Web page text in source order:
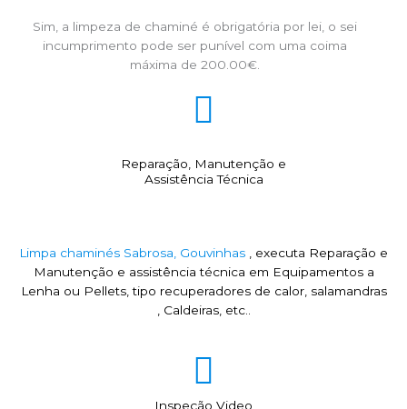
Sim, a limpeza de chaminé é obrigatória por lei, o sei
incumprimento pode ser punível com uma coima
máxima de 200.00€.
Reparação, Manutenção e
Assistência Técnica
Limpa chaminés Sabrosa, Gouvinhas , executa Reparação e
Manutenção e assistência técnica em Equipamentos a
Lenha ou Pellets, tipo recuperadores de calor, salamandras
, Caldeiras, etc..
Inspeção Video